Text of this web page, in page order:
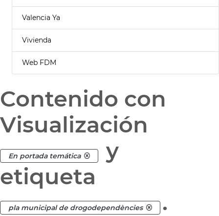
Valencia Ya
Vivienda
Web FDM
Contenido con
Visualización
En portada temática
y
etiqueta
pla municipal de drogodependències .